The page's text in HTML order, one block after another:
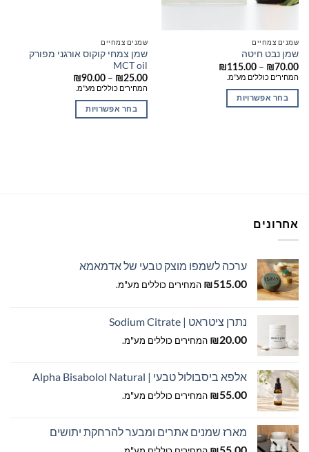
שמנים צמחיים
שמן נבט חיטה
₪70.00
–
₪115.00
טווח
המחירים כוללים מע"מ.
בחר אפשרויות
האפשרויות
בעמוד
המוצר
שמנים צמחיים
שמן צמחי קוקוס אורגני מפורק
MCT oil
₪25.00
–
₪90.00
טווח
המחירים כוללים מע"מ.
בחר אפשרויות
המוצר
אחרונים
ערכה לשמפו מוצק טבעי של אדמאמא
₪515.00 המחירים כוללים מע"מ.
נתרן ציטראט | Sodium Citrate
₪20.00 המחירים כוללים מע"מ.
אלפא ביסבולול טבעי | Alpha Bisabolol Natural
₪55.00 המחירים כוללים מע"מ.
מארז שמנים אתרים ומבער להרחקת יתושים